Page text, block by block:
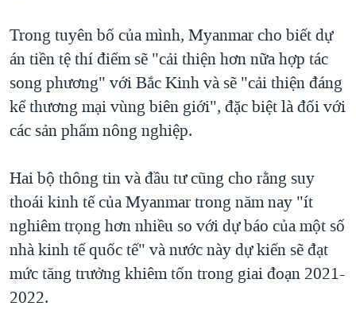
Trong tuyên bố của mình, Myanmar cho biết dự
án tiền tệ thí điểm sẽ "cải thiện hơn nữa hợp tác
song phương" với Bắc Kinh và sẽ "cải thiện đáng
kể thương mại vùng biên giới", đặc biệt là đối với
các sản phẩm nông nghiệp.
Hai bộ thông tin và đầu tư cũng cho rằng suy
thoái kinh tế của Myanmar trong năm nay "ít
nghiêm trọng hơn nhiều so với dự báo của một số
nhà kinh tế quốc tế" và nước này dự kiến sẽ đạt
mức tăng trưởng khiêm tốn trong giai đoạn 2021-
2022.